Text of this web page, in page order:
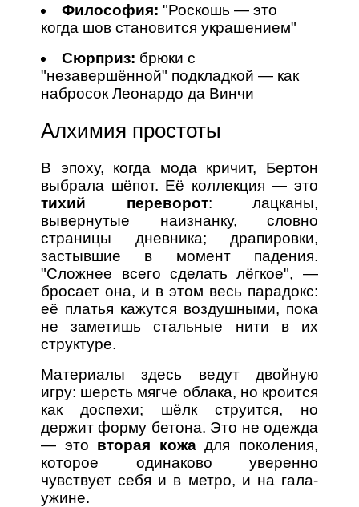
Философия: "Роскошь — это
когда шов становится украшением"
Сюрприз: брюки с
"незавершённой" подкладкой — как
набросок Леонардо да Винчи
Алхимия простоты
В эпоху, когда мода кричит, Бертон
выбрала шёпот. Её коллекция — это
тихий переворот: лацканы,
вывернутые наизнанку, словно
страницы дневника; драпировки,
застывшие в момент падения.
"Сложнее всего сделать лёгкое", —
бросает она, и в этом весь парадокс:
её платья кажутся воздушными, пока
не заметишь стальные нити в их
структуре.
Материалы здесь ведут двойную
игру: шерсть мягче облака, но кроится
как доспехи; шёлк струится, но
держит форму бетона. Это не одежда
— это вторая кожадля поколения,
которое одинаково уверенно
чувствует себя и в метро, и на гала-
ужине.